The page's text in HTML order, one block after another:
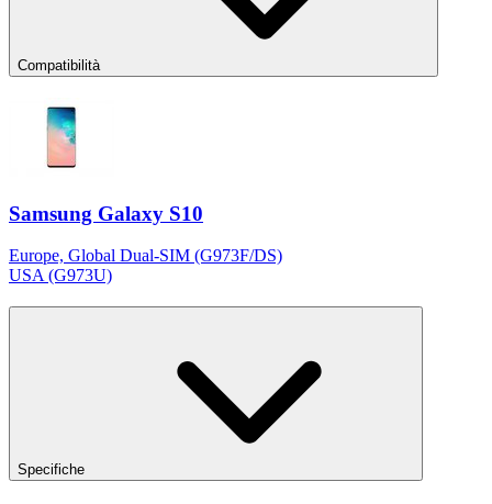
Compatibilità
Samsung Galaxy S10
Europe, Global Dual-SIM (G973F/DS)
USA (G973U)
Specifiche